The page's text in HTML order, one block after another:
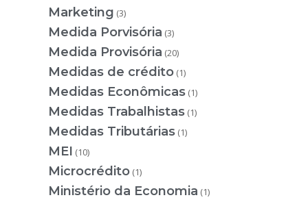
Marketing (3)
Medida Porvisória (3)
Medida Provisória (20)
Medidas de crédito (1)
Medidas Econômicas (1)
Medidas Trabalhistas (1)
Medidas Tributárias (1)
MEI (10)
Microcrédito (1)
Ministério da Economia (1)